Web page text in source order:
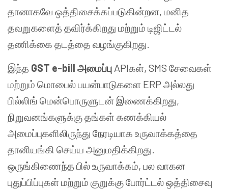
தானாகவே ஒத்திசைக்கப்படுகின்றன, மனித
தவறுகளைத் தவிர்க்கிறது மற்றும் டிஜிட்டல்
தணிக்கை தடத்தை வழங்குகிறது.
இந்த GST e-bill அமைப்பு APIகள், SMS சேவைகள்
மற்றும் மொபைல் பயன்பாடுகளை ERP அல்லது
பில்லிங் மென்பொருளுடன் இணைக்கிறது,
நிறுவனங்களுக்கு தங்கள் கணக்கியல்
அமைப்புகளிலிருந்து நேரடியாக உருவாக்கத்தை
தானியங்கி செய்ய அனுமதிக்கிறது.
ஒருங்கிணைந்த பில் உருவாக்கம், பல வாகன
புதுப்பிப்புகள் மற்றும் குறுக்கு போர்ட்டல் ஒத்திசைவு